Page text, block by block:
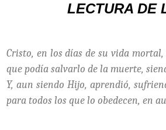
LECTURA DE
Cristo, en los días de su vida
que podía salvarlo de la muerte,
Y, aun siendo Hijo, aprendió,
para todos los que lo obedecen, en